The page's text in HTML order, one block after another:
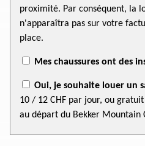
proximité. Par conséquent, la
n'apparaîtra pas sur votre
place.
Mes chaussures ont des
Oui, je souhaite louer un
10 / 12 CHF par jour, ou
au départ du Bekker Mountain